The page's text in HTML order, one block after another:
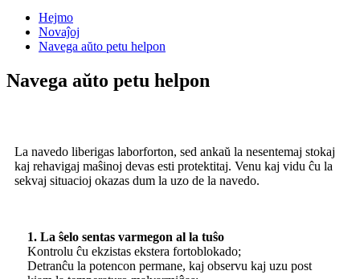
Hejmo
Novaĵoj
Navega aŭto petu helpon
Navega aŭto petu helpon
La navedo liberigas laborforton, sed ankaŭ la nesentemaj stokaj
kaj rehavigaj maŝinoj devas esti protektitaj. Venu kaj vidu ĉu la
sekvaj situacioj okazas dum la uzo de la navedo.
1. La ŝelo sentas varmegon al la tuŝo
Kontrolu ĉu ekzistas ekstera fortoblokado;
Detranĉu la potencon permane, kaj observu kaj uzu post